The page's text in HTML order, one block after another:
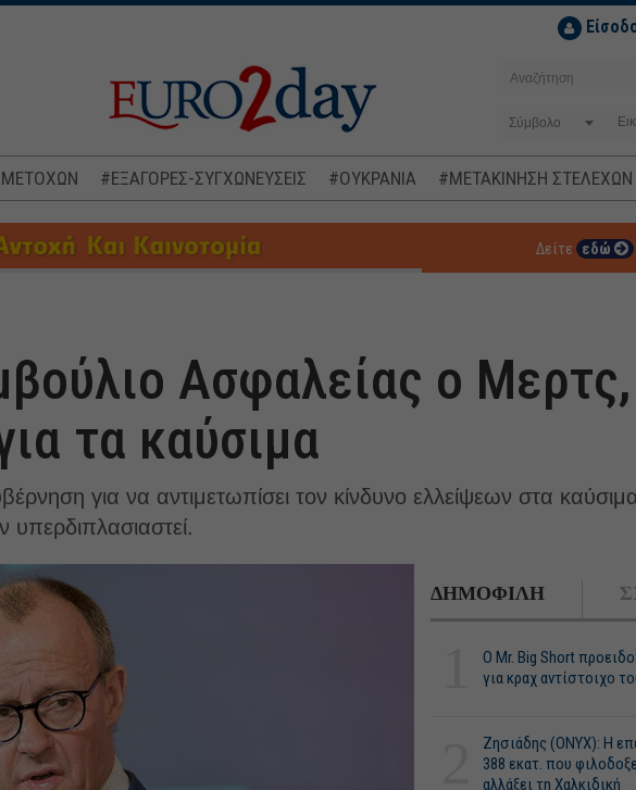
Σύμβολο
ΜΕΤΟΧΩΝ #ΕΞΑΓΟΡΕΣ-ΣΥΓΧΩΝΕΥΣΕΙΣ #ΟΥΚΡΑΝΙΑ #ΜΕΤΑΚΙΝΗΣΗ ΣΤΕΛΕΧΩΝ
Δείτε εδώ
Ασφαλείας ο Μερτς,
τα καύσιμα
για να αντιμετωπίσει τον κίνδυνο ελλείψεων στα καύσιμα
υπερδιπλασιαστεί.
ΔΗΜΟΦΙΛΗ
O Mr. Big Short
για κραχ αντίστοιχο
Ζησιάδης (ONYX): Η
388 εκατ. που
αλλάξει τη Χαλκιδική